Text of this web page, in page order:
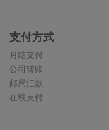
支付方式
月结支付
公司转账
邮局汇款
在线支付